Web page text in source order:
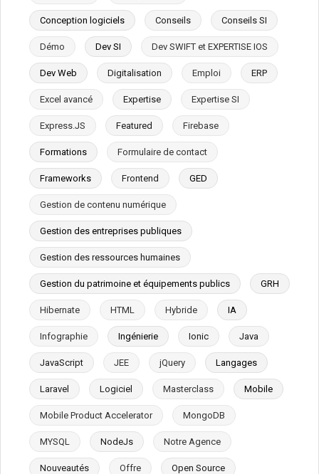
Conception logiciels Conseils Conseils SI
Démo Dev SI Dev SWIFT et EXPERTISE IOS
Dev Web Digitalisation Emploi ERP
Excel avancé Expertise Expertise SI
Express.JS Featured Firebase
Formations Formulaire de contact
Frameworks Frontend GED
Gestion de contenu numérique
Gestion des entreprises publiques
Gestion des ressources humaines
Gestion du patrimoine et équipements publics GRH
Hibernate HTML Hybride IA
Infographie Ingénierie Ionic Java
JavaScript JEE jQuery Langages
Laravel Logiciel Masterclass Mobile
Mobile Product Accelerator MongoDB
MYSQL NodeJs Notre Agence
Nouveautés Offre Open Source